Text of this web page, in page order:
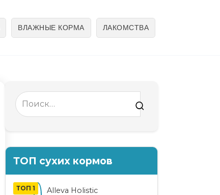
ВЛАЖНЫЕ КОРМА ЛАКОМСТВА
Search
for:
ТОП сухих кормов
ТОП 1
Alleva Holistic